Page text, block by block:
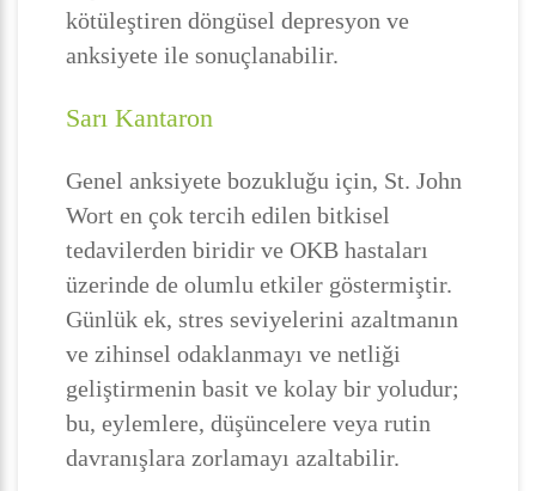
kötüleştiren döngüsel depresyon ve
anksiyete ile sonuçlanabilir.
Sarı Kantaron
Genel anksiyete bozukluğu için, St. John
Wort en çok tercih edilen bitkisel
tedavilerden biridir ve OKB hastaları
üzerinde de olumlu etkiler göstermiştir.
Günlük ek, stres seviyelerini azaltmanın
ve zihinsel odaklanmayı ve netliği
geliştirmenin basit ve kolay bir yoludur;
bu, eylemlere, düşüncelere veya rutin
davranışlara zorlamayı azaltabilir.